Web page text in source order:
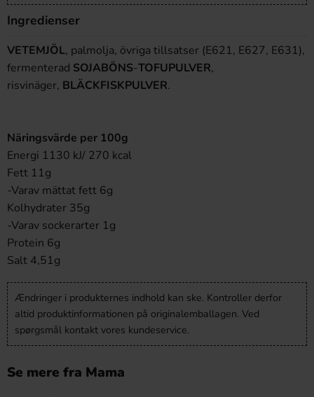
Ingredienser
VETEMJÖL, palmolja, övriga tillsatser (E621, E627, E631),
fermenterad SOJABÖNS-TOFUPULVER,
risvinäger, BLÄCKFISKPULVER.
Näringsvärde per 100g
Energi 1130 kJ/ 270 kcal
Fett 11g
-Varav mättat fett 6g
Kolhydrater 35g
-Varav sockerarter 1g
Protein 6g
Salt 4,51g
Ændringer i produkternes indhold kan ske. Kontroller derfor
altid produktinformationen på originalemballagen. Ved
spørgsmål kontakt vores kundeservice.
Se mere fra Mama